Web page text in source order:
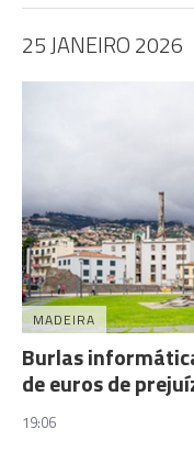
25 JANEIRO 2026
MADEIRA
Burlas
de euros de
19:06